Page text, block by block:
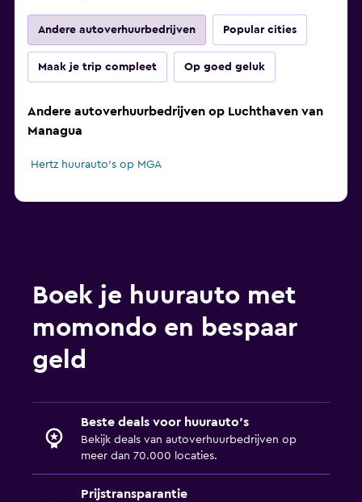
Andere autoverhuurbedrijven Popular cities
Maak je trip compleet Op goed geluk
Andere autoverhuurbedrijven op Luchthaven van
Managua
Hertz huurauto's op MGA
Boek je huurauto met
momondo en bespaar
geld
Beste deals voor huurauto's
Bekijk deals van autoverhuurbedrijven op
meer dan 70.000 locaties.
Prijstransparantie